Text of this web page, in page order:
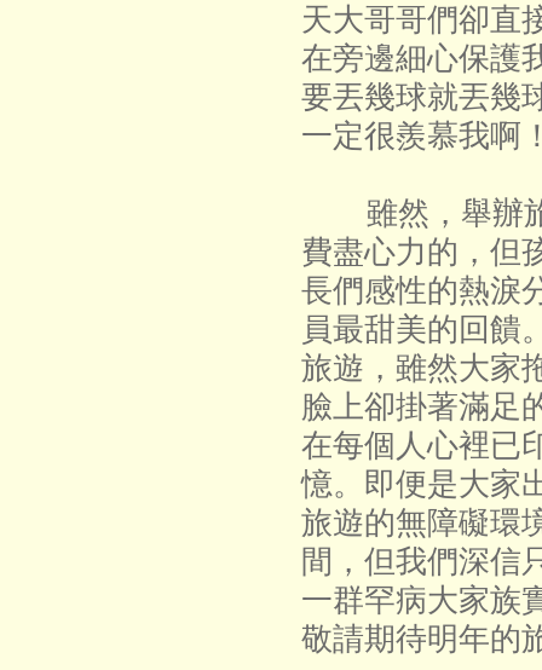
天大哥哥們卻直
在旁邊細心保護
要丟幾球就丟幾
一定很羨慕我啊
雖然，舉辦旅
費盡心力的，但
長們感性的熱淚
員最甜美的回饋
旅遊，雖然大家
臉上卻掛著滿足
在每個人心裡已
憶。即便是大家
旅遊的無障礙環
間，但我們深信
一群罕病大家族
敬請期待明年的